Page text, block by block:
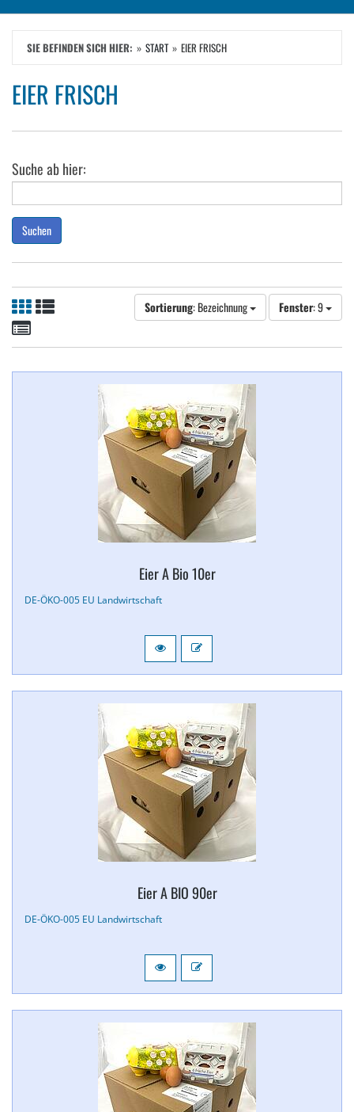
SIE BEFINDEN SICH HIER: START EIER FRISCH
EIER FRISCH
Suche ab hier:
Suchen
Sortierung: Bezeichnung Fenster: 9
Eier A Bio 10er
DE-​ÖKO-​005 EU Landwirtschaft
Eier A BIO 90er
DE-​ÖKO-​005 EU Landwirtschaft